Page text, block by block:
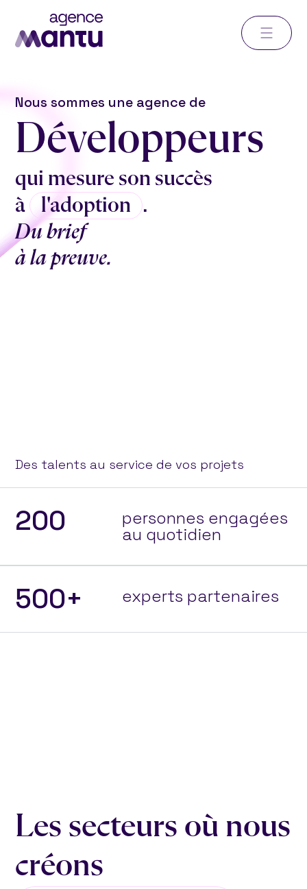
Nous sommes une agence de
Développeurs
qui mesure son succès
à l'adoption
.
Du brief
à la preuve.
Des talents au service de vos projets
200 personnes engagées
au quotidien
500+ experts partenaires
Les secteurs où nous
créons